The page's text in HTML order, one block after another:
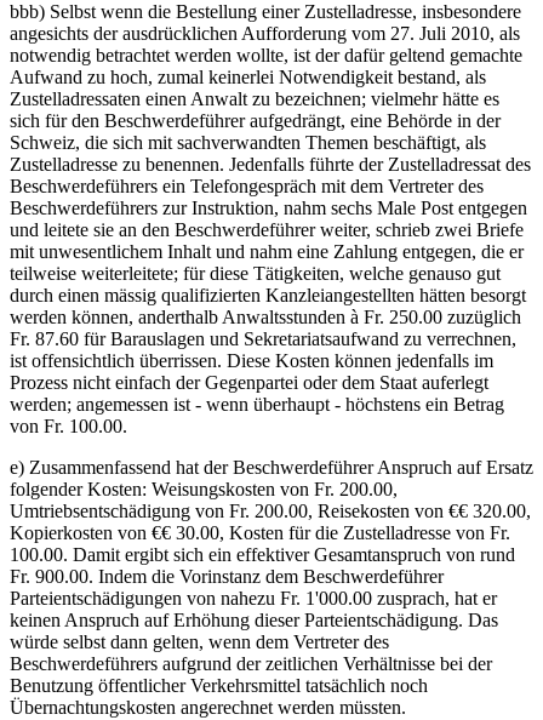
bbb) Selbst wenn die Bestellung einer Zustelladresse, insbesondere
angesichts der ausdrücklichen Aufforderung vom 27. Juli 2010, als
notwendig betrachtet werden wollte, ist der dafür geltend gemachte
Aufwand zu hoch, zumal keinerlei Notwendigkeit bestand, als
Zustelladressaten einen Anwalt zu bezeichnen; vielmehr hätte es
sich für den Beschwerdeführer aufgedrängt, eine Behörde in der
Schweiz, die sich mit sachverwandten Themen beschäftigt, als
Zustelladresse zu benennen. Jedenfalls führte der Zustelladressat des
Beschwerdeführers ein Telefongespräch mit dem Vertreter des
Beschwerdeführers zur Instruktion, nahm sechs Male Post entgegen
und leitete sie an den Beschwerdeführer weiter, schrieb zwei Briefe
mit unwesentlichem Inhalt und nahm eine Zahlung entgegen, die er
teilweise weiterleitete; für diese Tätigkeiten, welche genauso gut
durch einen mässig qualifizierten Kanzleiangestellten hätten besorgt
werden können, anderthalb Anwaltsstunden à Fr. 250.00 zuzüglich
Fr. 87.60 für Barauslagen und Sekretariatsaufwand zu verrechnen,
ist offensichtlich überrissen. Diese Kosten können jedenfalls im
Prozess nicht einfach der Gegenpartei oder dem Staat auferlegt
werden; angemessen ist - wenn überhaupt - höchstens ein Betrag
von Fr. 100.00.
e) Zusammenfassend hat der Beschwerdeführer Anspruch auf Ersatz
folgender Kosten: Weisungskosten von Fr. 200.00,
Umtriebsentschädigung von Fr. 200.00, Reisekosten von €€ 320.00,
Kopierkosten von €€ 30.00, Kosten für die Zustelladresse von Fr.
100.00. Damit ergibt sich ein effektiver Gesamtanspruch von rund
Fr. 900.00. Indem die Vorinstanz dem Beschwerdeführer
Parteientschädigungen von nahezu Fr. 1'000.00 zusprach, hat er
keinen Anspruch auf Erhöhung dieser Parteientschädigung. Das
würde selbst dann gelten, wenn dem Vertreter des
Beschwerdeführers aufgrund der zeitlichen Verhältnisse bei der
Benutzung öffentlicher Verkehrsmittel tatsächlich noch
Übernachtungskosten angerechnet werden müssten.